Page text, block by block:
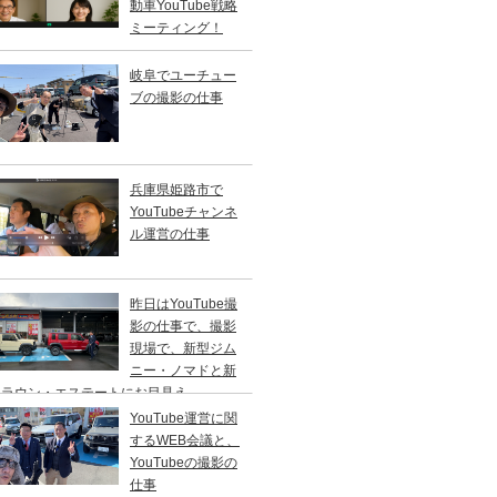
動車YouTube戦略
ミーティング！
岐阜でユーチュー
ブの撮影の仕事
兵庫県姫路市で
YouTubeチャンネ
ル運営の仕事
昨日はYouTube撮
影の仕事で、撮影
現場で、新型ジム
ニー・ノマドと新
ウン・エステートにお目見え。
YouTube運営に関
するWEB会議と、
YouTubeの撮影の
仕事